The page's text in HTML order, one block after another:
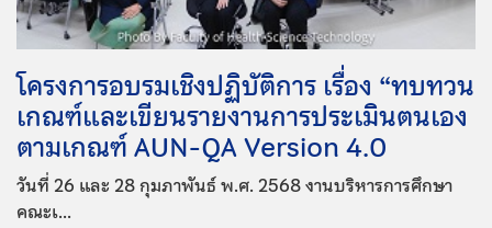
โครงการอบรมเชิงปฏิบัติการ เรื่อง “ทบทวน
เกณฑ์และเขียนรายงานการประเมินตนเอง
ตามเกณฑ์ AUN-QA Version 4.0
วันที่ 26 และ 28 กุมภาพันธ์ พ.ศ. 2568 งานบริหารการศึกษา
คณะเ...